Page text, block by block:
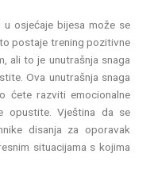
osjećaje bijesa može se
postaje trening pozitivne
ali to je unutrašnja snaga
Ova unutrašnja snaga
ćete razviti emocionalne
opustite. Vještina da se
disanja za oporavak
situacijama s kojima